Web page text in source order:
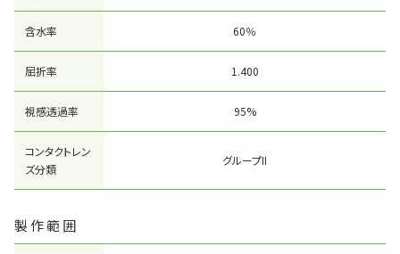
含水率 60％
屈折率 1.400
視感透過率 95%
コンタクトレン
ズ分類
グループII
製作範囲